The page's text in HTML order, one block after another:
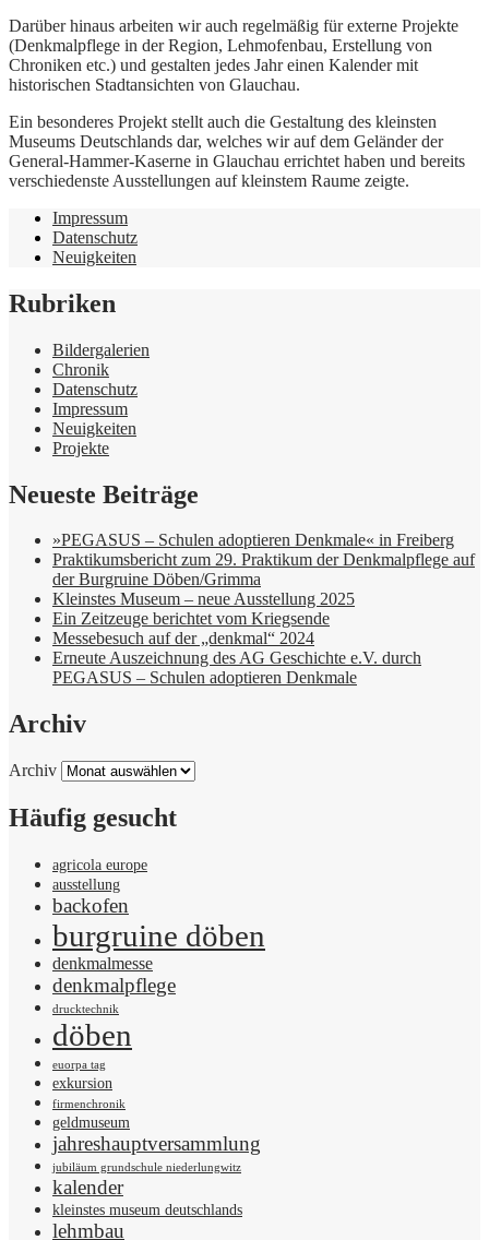
Darüber hinaus arbeiten wir auch regelmäßig für externe Projekte
(Denkmalpflege in der Region, Lehmofenbau, Erstellung von
Chroniken etc.) und gestalten jedes Jahr einen Kalender mit
historischen Stadtansichten von Glauchau.
Ein besonderes Projekt stellt auch die Gestaltung des kleinsten
Museums Deutschlands dar, welches wir auf dem Geländer der
General-Hammer-Kaserne in Glauchau errichtet haben und bereits
verschiedenste Ausstellungen auf kleinstem Raume zeigte.
Impressum
Datenschutz
Neuigkeiten
Rubriken
Bildergalerien
Chronik
Datenschutz
Impressum
Neuigkeiten
Projekte
Neueste Beiträge
»PEGASUS – Schulen adoptieren Denkmale« in Freiberg
Praktikumsbericht zum 29. Praktikum der Denkmalpflege auf
der Burgruine Döben/Grimma
Kleinstes Museum – neue Ausstellung 2025
Ein Zeitzeuge berichtet vom Kriegsende
Messebesuch auf der „denkmal“ 2024
Erneute Auszeichnung des AG Geschichte e.V. durch
PEGASUS – Schulen adoptieren Denkmale
Archiv
Archiv
Häufig gesucht
agricola europe
ausstellung
backofen
burgruine döben
denkmalmesse
denkmalpflege
drucktechnik
döben
euorpa tag
exkursion
firmenchronik
geldmuseum
jahreshauptversammlung
jubiläum grundschule niederlungwitz
kalender
kleinstes museum deutschlands
lehmbau